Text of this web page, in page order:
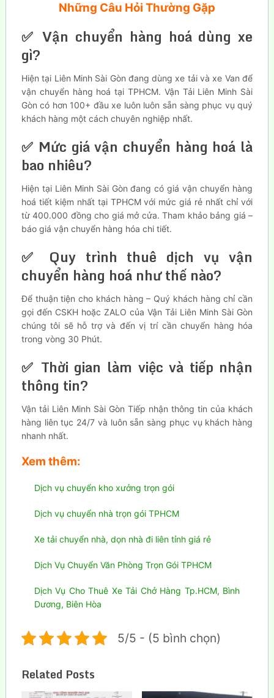
Những Câu Hỏi Thường Gặp
✅ Vận chuyển hàng hoá dùng xe
gì?
Hiện tại Liên Minh Sài Gòn đang dùng xe tải và xe Van để
vận chuyển hàng hoá tại TPHCM. Vận Tải Liên Minh Sài
Gòn có hơn 100+ đầu xe luôn luôn sẵn sàng phục vụ quý
khách hàng một cách chuyên nghiệp nhất.
✅ Mức giá vận chuyển hàng hoá là
bao nhiêu?
Hiện tại Liên Minh Sài Gòn đang có giá vận chuyển hàng
hoá tiết kiệm nhất tại TPHCM với mức giá rẻ nhất chỉ với
từ 400.000 đồng cho giá mở cửa. Tham khảo bảng giá –
báo giá vận chuyển hàng hóa chi tiết.
✅ Quy trình thuê dịch vụ vận
chuyển hàng hoá như thế nào?
Để thuận tiện cho khách hàng – Quý khách hàng chỉ cần
gọi đến CSKH hoặc ZALO của Vận Tải Liên Minh Sài Gòn
chúng tôi sẽ hỗ trợ và đến vị trí cần chuyển hàng hóa
trong vòng 30 Phút.
✅ Thời gian làm việc và tiếp nhận
thông tin?
Vận tải Liên Minh Sài Gòn Tiếp nhận thông tin của khách
hàng liên tục 24/7 và luôn sẵn sàng phục vụ khách hàng
nhanh nhất.
Xem thêm:
Dịch vụ chuyển kho xưởng trọn gói
Dịch vụ chuyển nhà trọn gói TPHCM
Xe tải chuyển nhà, dọn nhà đi liên tỉnh giá rẻ
Dịch Vụ Chuyển Văn Phòng Trọn Gói TPHCM
Dịch Vụ Cho Thuê Xe Tải Chở Hàng Tp.HCM, Bình
Dương, Biên Hòa
5/5 - (5 bình chọn)
Related Posts